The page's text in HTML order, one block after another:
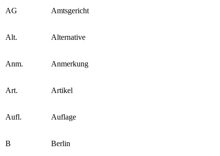
AG Amtsgericht
Alt. Alternative
Anm. Anmerkung
Art. Artikel
Aufl. Auflage
B Berlin